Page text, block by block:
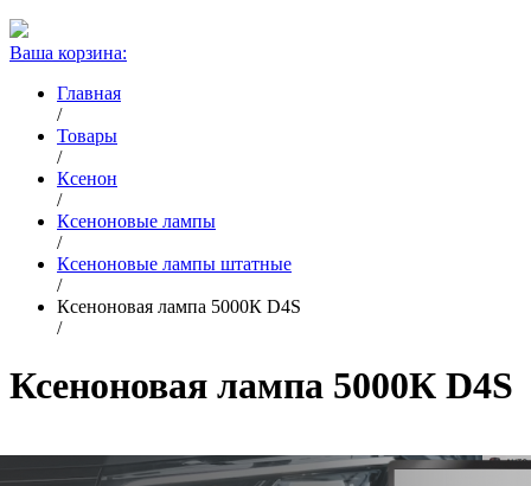
Ваша корзина:
Главная
/
Товары
/
Ксенон
/
Ксеноновые лампы
/
Ксеноновые лампы штатные
/
Ксеноновая лампа 5000К D4S
/
Ксеноновая лампа 5000К D4S